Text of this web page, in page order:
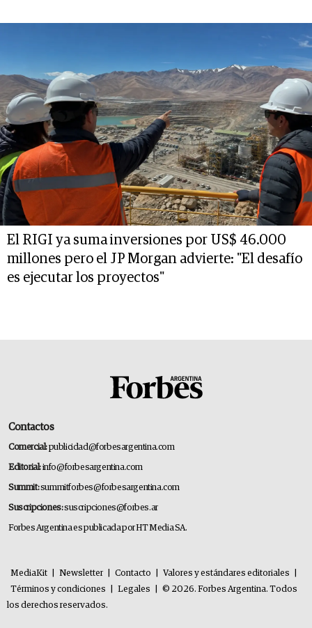
El RIGI ya suma inversiones por US$ 46.000
millones pero el JP Morgan advierte: "El desafío
es ejecutar los proyectos"
Contactos
Comercial:publicidad@forbesargentina.com
Editorial:info@forbesargentina.com
Summit:summitforbes@forbesargentina.com
Suscripciones:suscripciones@forbes.ar
Forbes Argentina es publicada por HT Media SA.
MediaKit Newsletter Contacto Valores y estándares editoriales
Términos y condiciones
Legales
© 2026. Forbes Argentina. Todos
los derechos reservados.